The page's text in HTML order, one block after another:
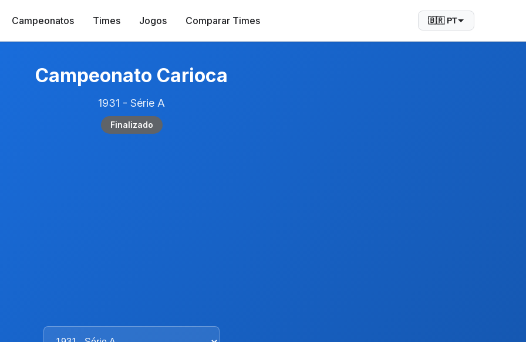
Campeonatos Times Jogos Comparar Times 🇧🇷 PT
Campeonato Carioca
1931 - Série A
Finalizado